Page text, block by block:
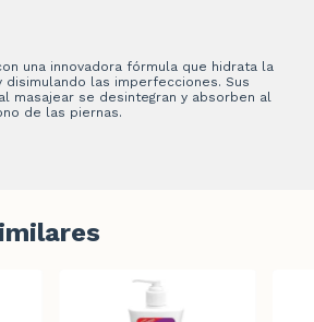
una innovadora fórmula que hidrata la
las imperfecciones. Sus
masajear se desintegran y absorben al
de las piernas.